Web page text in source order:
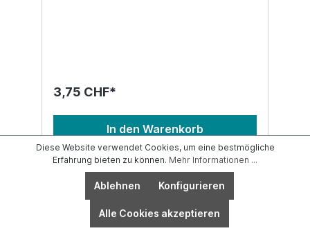
3,75 CHF*
In den Warenkorb
Diese Website verwendet Cookies, um eine bestmögliche
Erfahrung bieten zu können. Mehr Informationen ...
Ablehnen Konfigurieren
Alle Cookies akzeptieren